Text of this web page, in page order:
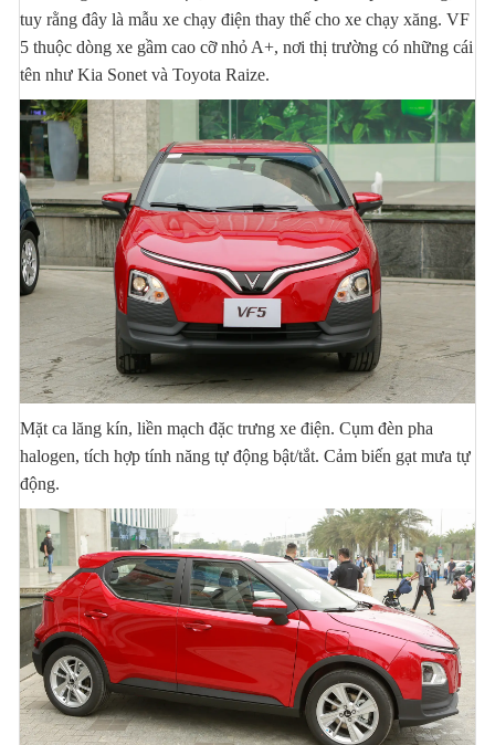
tuy rằng đây là mẫu xe chạy điện thay thế cho xe chạy xăng. VF
5 thuộc dòng xe gầm cao cỡ nhỏ A+, nơi thị trường có những cái
tên như Kia Sonet và Toyota Raize.
Mặt ca lăng kín, liền mạch đặc trưng xe điện. Cụm đèn pha
halogen, tích hợp tính năng tự động bật/tắt. Cảm biến gạt mưa tự
động.